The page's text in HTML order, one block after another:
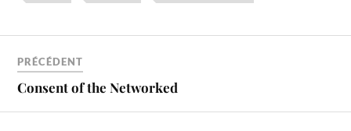
PRÉCÉDENT
Consent of the Networked